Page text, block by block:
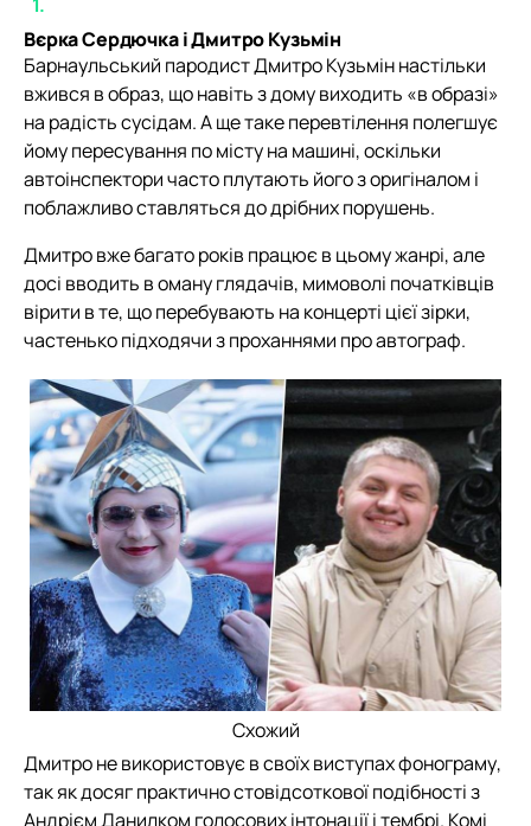
Вєрка Сердючка і Дмитро Кузьмін
Барнаульський пародист Дмитро Кузьмін настільки
вжився в образ, що навіть з дому виходить «в образі»
на радість сусідам. А ще таке перевтілення полегшує
йому пересування по місту на машині, оскільки
автоінспектори часто плутають його з оригіналом і
поблажливо ставляться до дрібних порушень.
Дмитро вже багато років працює в цьому жанрі, але
досі вводить в оману глядачів, мимоволі початківців
вірити в те, що перебувають на концерті цієї зірки,
частенько підходячи з проханнями про автограф.
Схожий
Дмитро не використовує в своїх виступах фонограму,
так як досяг практично стовідсоткової подібності з
Андрієм Данилком голосових інтонації і тембрі. Комі